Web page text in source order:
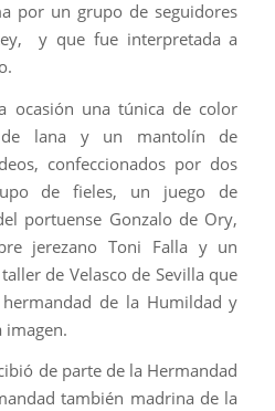
por un grupo de seguidores
y que fue interpretada a
ocasión una túnica de color
de lana y un mantolín de
confeccionados por dos
de fieles, un juego de
portuense Gonzalo de Ory,
jerezano Toni Falla y un
de Velasco de Sevilla que
de la Humildad y
imagen.
de parte de la Hermandad
también madrina de la